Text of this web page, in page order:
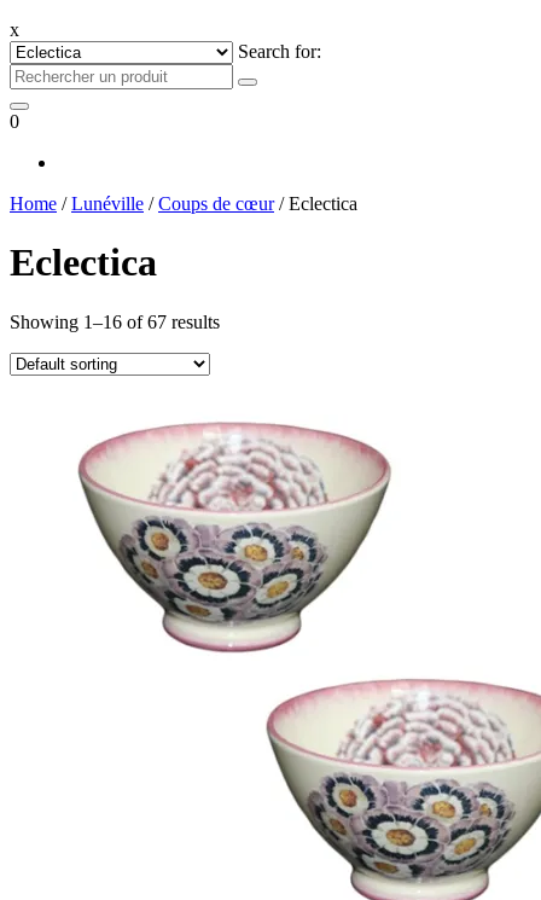
x
Search for:
0
Home /Lunéville /Coups de cœur/ Eclectica
Eclectica
Showing 1–16 of 67 results